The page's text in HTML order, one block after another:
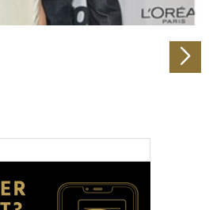
möglicherweise mit
Ihrer Nutzung der Dienste